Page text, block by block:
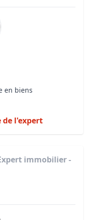
en biens
de l'expert
immobilier -